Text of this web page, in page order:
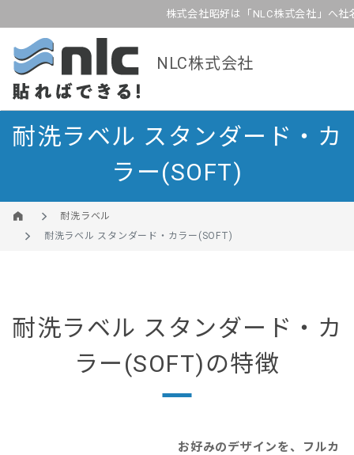
株式会社昭好は「NLC株式会社」へ
NLC株式会社
耐洗ラベル スタンダード・カ
ラー(SOFT)
耐洗ラベル
耐洗ラベル スタンダード・カラー(SOFT)
耐洗ラベル スタンダード・カ
ラー(SOFT)の特徴
お好みのデザインを、フルカ